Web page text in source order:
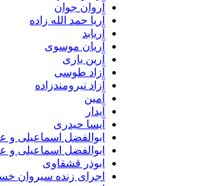
آروان جوان
آریا حمد الله زاده
آریابد
آریان موسوی
آرین یاری
آزاد طوسی
آزاد نیرومندزاده
آمین
آیدار
آیسا حیدری
ابوالفضل اسماعیلی و علی
ابوالفضل اسماعیلی و عماد
ابوذر قشقاوی
اجرای زنده سیروان خسروی